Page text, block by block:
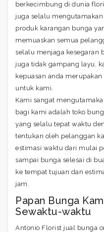
berkecimbung di dunia
juga selalu
produk karangan bunga
memuaskan semua
selalu menjaga kesegaran
juga tidak gampang layu,
kepuasan anda
untuk kami.
Kami sangat
bagi kami adalah toko
yang selalu tepat waktu
tentukan oleh pelanggan
estimasi waktu dari mulai
sampai bunga selesai di
ke tempat tujuan dan
jam.
Papan Bunga
Sewaktu-waktu
Antonio Florist jual bunga